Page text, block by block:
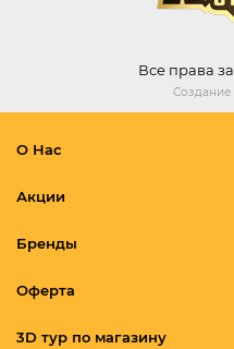
Все права
Создание
О Нас
Акции
Бренды
Оферта
3D тур по магазину